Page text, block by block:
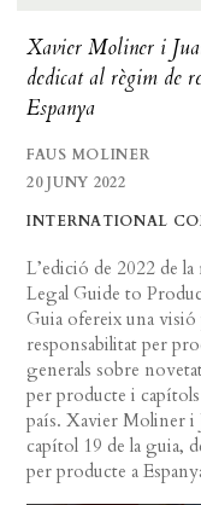
Xavier Moliner i
dedicat al règim de
Espanya
FAUS MOLINER
20 JUNY 2022
INTERNATIONAL
L’edició de 2022 de
Legal Guide to
Guia ofereix una visió
responsabilitat per
generals sobre
per producte i capítols
país. Xavier Moliner i
capítol 19 de la guia,
per producte a